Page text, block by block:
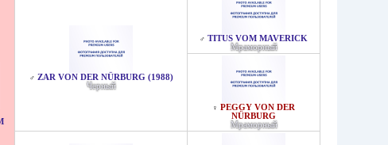
♂ ZAR VON DER NÜRBURG (1988)
Черный
♂ TITUS VOM MAVERICK
Мраморный
♀ PEGGY VON DER
NÜRBURG
Мраморный